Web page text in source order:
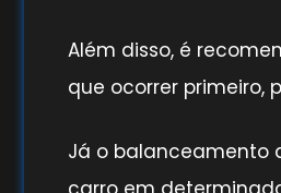
Além disso, é
que ocorrer primeiro,
Já o balanceamento